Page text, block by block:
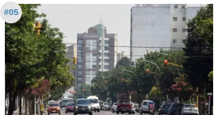
#05